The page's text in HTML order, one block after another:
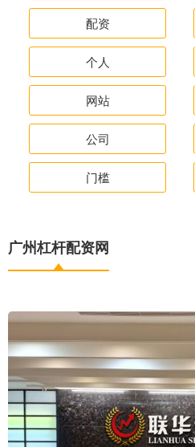
配资
个人
网站
公司
门槛
广州杠杆配资网